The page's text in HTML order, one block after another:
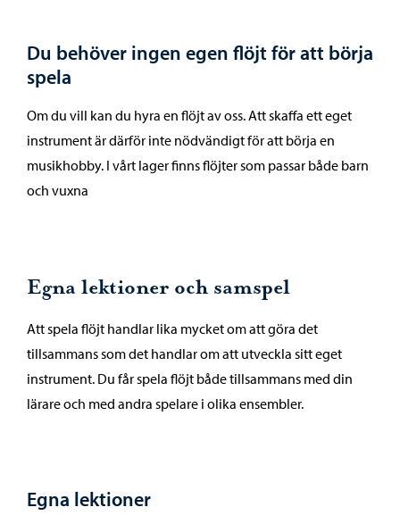
Du behöver ingen egen flöjt för att börja
spela
Om du vill kan du hyra en flöjt av oss. Att skaffa ett eget
instrument är därför inte nödvändigt för att börja en
musikhobby. I vårt lager finns flöjter som passar både barn
och vuxna
Egna lektioner och samspel
Att spela flöjt handlar lika mycket om att göra det
tillsammans som det handlar om att utveckla sitt eget
instrument. Du får spela flöjt både tillsammans med din
lärare och med andra spelare i olika ensembler.
Egna lektioner